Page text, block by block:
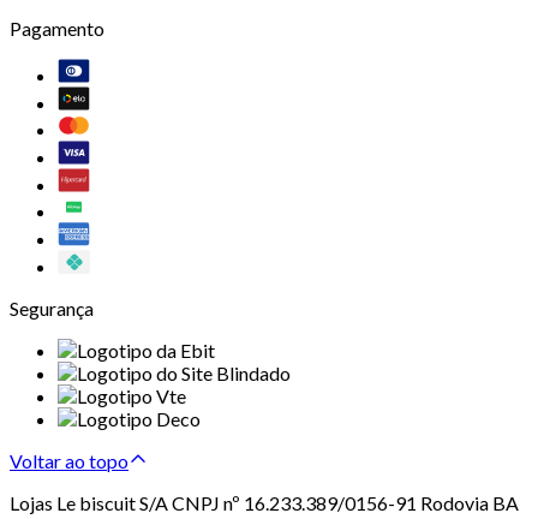
Pagamento
Segurança
Voltar ao topo
Lojas Le biscuit S/A CNPJ nº 16.233.389/0156-91 Rodovia BA